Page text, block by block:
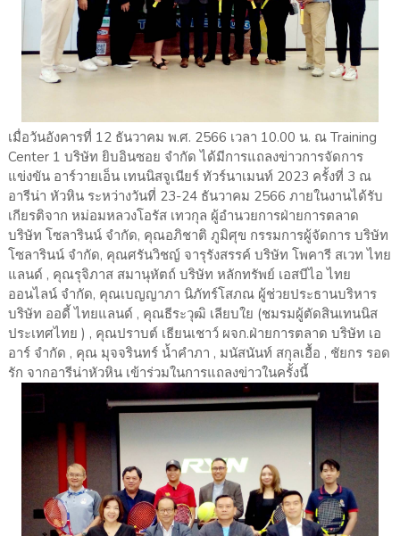
เมื่อวันอังคารที่ 12 ธันวาคม พ.ศ. 2566 เวลา 10.00 น. ณ Training
Center 1 บริษัท ยิบอินซอย จำกัด ได้มีการแถลงข่าวการจัดการ
แข่งขัน อาร์วายเอ็น เทนนิสจูเนียร์ ทัวร์นาเมนท์ 2023 ครั้งที่ 3 ณ
อารีน่า หัวหิน ระหว่างวันที่ 23-24 ธันวาคม 2566 ภายในงานได้รับ
เกียรติจาก หม่อมหลวงโอรัส เทวกุล ผู้อำนวยการฝ่ายการตลาด
บริษัท โซลารินน์ จำกัด, คุณอภิชาติ ภูมิศุข กรรมการผู้จัดการ บริษัท
โซลารินน์ จำกัด, คุณศรันวิชญ์ จารุรังสรรค์ บริษัท โพคารี สเวท ไทย
แลนด์ , คุณรุจิภาส สมานุหัตถ์ บริษัท หลักทรัพย์ เอสบีไอ ไทย
ออนไลน์ จำกัด, คุณเบญญาภา นิภัทร์โสภณ ผู้ช่วยประธานบริหาร
บริษัท ออดี้ ไทยแลนด์ , คุณธีระวุฒิ เลียบใย (ชมรมผู้ตัดสินเทนนิส
ประเทศไทย ) , คุณปราบต์ เธียนเชาว์ ผจก.ฝ่ายการตลาด บริษัท เอ
อาร์ จำกัด , คุณ มุจจรินทร์ น้ำคำภา , มนัสนันท์ สกุลเอื้อ , ชัยกร รอด
รัก จากอารีน่าหัวหิน เข้าร่วมในการแถลงข่าวในครั้งนี้